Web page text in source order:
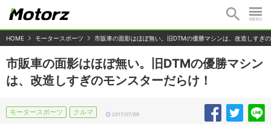
HOME モータースポーツ 市販車の面影はほぼ無い。旧DTMの優勝マシンは、改造しすぎ
市販車の面影はほぼ無い。旧DTMの優勝マシン
は、改造しすぎのモンスターだらけ！
モータースポーツ クルマ 2017/07/09